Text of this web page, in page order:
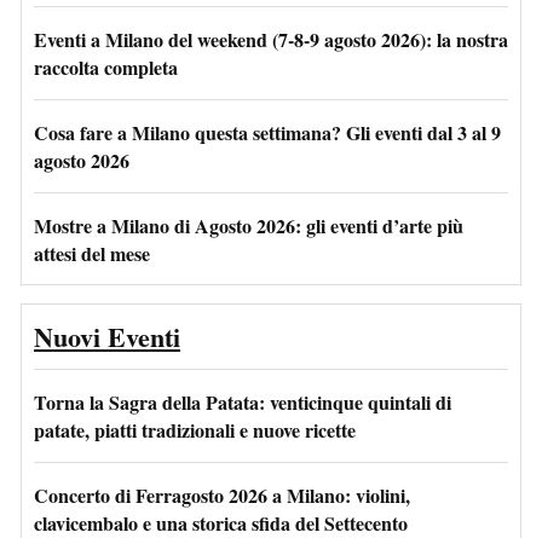
Eventi a Milano del weekend (7-8-9 agosto 2026): la nostra
raccolta completa
Cosa fare a Milano questa settimana? Gli eventi dal 3 al 9
agosto 2026
Mostre a Milano di Agosto 2026: gli eventi d’arte più
attesi del mese
Nuovi Eventi
Torna la Sagra della Patata: venticinque quintali di
patate, piatti tradizionali e nuove ricette
Concerto di Ferragosto 2026 a Milano: violini,
clavicembalo e una storica sfida del Settecento